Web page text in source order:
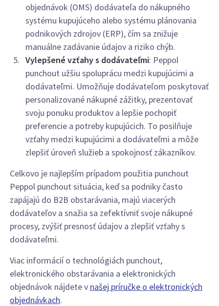
objednávok (OMS) dodávateľa do nákupného
systému kupujúceho alebo systému plánovania
podnikových zdrojov (ERP), čím sa znižuje
manuálne zadávanie údajov a riziko chýb.
Vylepšené vzťahy s dodávateľmi: Peppol
punchout užšiu spoluprácu medzi kupujúcimi a
dodávateľmi. Umožňuje dodávateľom poskytovať
personalizované nákupné zážitky, prezentovať
svoju ponuku produktov a lepšie pochopiť
preferencie a potreby kupujúcich. To posilňuje
vzťahy medzi kupujúcimi a dodávateľmi a môže
zlepšiť úroveň služieb a spokojnosť zákazníkov.
Celkovo je najlepším prípadom použitia punchout
Peppol punchout situácia, keď sa podniky často
zapájajú do B2B obstarávania, majú viacerých
dodávateľov a snažia sa zefektívniť svoje nákupné
procesy, zvýšiť presnosť údajov a zlepšiť vzťahy s
dodávateľmi.
Viac informácií o technológiách punchout,
elektronického obstarávania a elektronických
objednávok nájdete v našej príručke o elektronických
objednávkach.